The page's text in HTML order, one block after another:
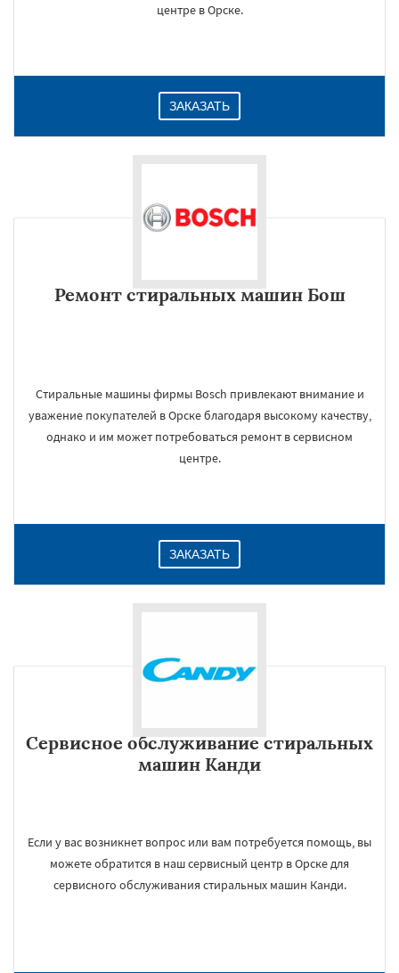
центре в Орске.
ЗАКАЗАТЬ
Ремонт стиральных машин Бош
Стиральные машины фирмы Bosch привлекают внимание и
уважение покупателей в Орске благодаря высокому качеству,
однако и им может потребоваться ремонт в сервисном
центре.
ЗАКАЗАТЬ
Сервисное обслуживание стиральных
машин Канди
Если у вас возникнет вопрос или вам потребуется помощь, вы
можете обратится в наш сервисный центр в Орске для
сервисного обслуживания стиральных машин Канди.